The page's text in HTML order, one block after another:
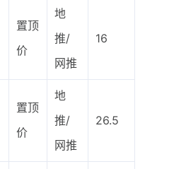
置顶
价
地
推/
网推
16
置顶
价
地
推/
网推
26.5